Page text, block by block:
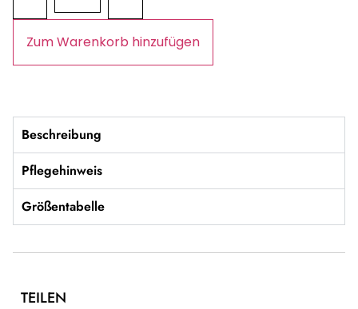
Zum Warenkorb hinzufügen
Beschreibung
Pflegehinweis
Größentabelle
TEILEN